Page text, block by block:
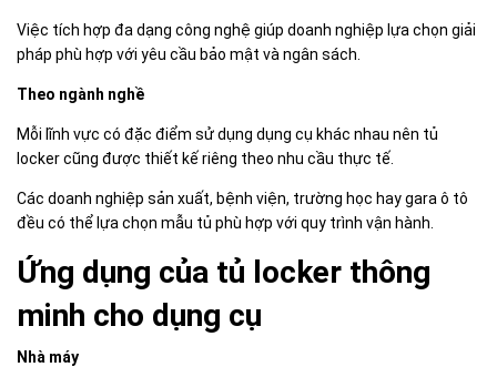
Việc tích hợp đa dạng công nghệ giúp doanh nghiệp lựa chọn giải
pháp phù hợp với yêu cầu bảo mật và ngân sách.
Theo ngành nghề
Mỗi lĩnh vực có đặc điểm sử dụng dụng cụ khác nhau nên tủ
locker cũng được thiết kế riêng theo nhu cầu thực tế.
Các doanh nghiệp sản xuất, bệnh viện, trường học hay gara ô tô
đều có thể lựa chọn mẫu tủ phù hợp với quy trình vận hành.
Ứng dụng của tủ locker thông
minh cho dụng cụ
Nhà máy